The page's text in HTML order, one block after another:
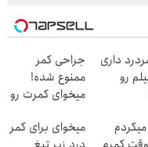
داری
رو
جراحی کمر
ممنوع شده!
میخوای کمرت رو
کنی؟
میخوای برای کمر